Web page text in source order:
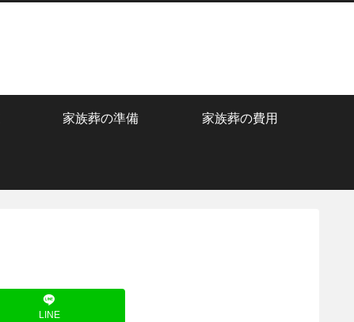
家族葬の準備 家族葬の費用
LINE